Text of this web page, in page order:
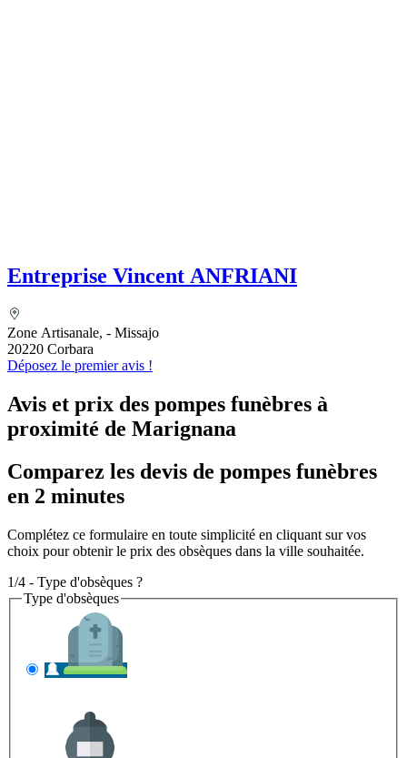
Entreprise Vincent ANFRIANI
Zone Artisanale, - Missajo
20220 Corbara
Déposez le premier avis !
Avis et prix des pompes funèbres à
proximité de Marignana
Comparez les devis de pompes funèbres
en 2 minutes
Complétez ce formulaire en toute simplicité en cliquant sur vos
choix pour obtenir le prix des obsèques dans la ville souhaitée.
1/4 - Type d'obsèques ?
Type d'obsèques